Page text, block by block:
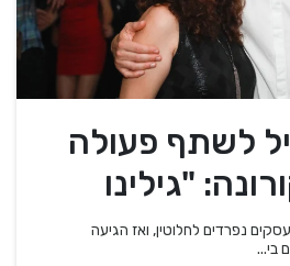
לשתף פעולה
"גילינו
משלימים"
עסקים נפרדים לחלוטין, ואז הגיעה
בי...